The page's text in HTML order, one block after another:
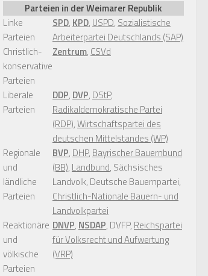
Parteien in der Weimarer Republik
Linke
Parteien
SPD, KPD, USPD, Sozialistische
Arbeiterpartei Deutschlands (SAP)
Christlich-
konservative
Parteien
Zentrum, CSVd
Liberale
Parteien
DDP, DVP, DStP,
Radikaldemokratische Partei
(RDP),Wirtschaftspartei des
deutschen Mittelstandes (WP)
Regionale
und
ländliche
Parteien
BVP, DHP, Bayrischer Bauernbund
(BB), Landbund, Sächsisches
Landvolk, Deutsche Bauernpartei,
Christlich-Nationale Bauern- und
Landvolkpartei
Reaktionäre
und
völkische
Parteien
DNVP, NSDAP, DVFP, Reichspartei
für Volksrecht und Aufwertung
(VRP)